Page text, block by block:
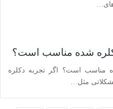
شده مناسب است؟
مناسب است؟ اگر تجربه دکلره
مشکلاتی مثل…